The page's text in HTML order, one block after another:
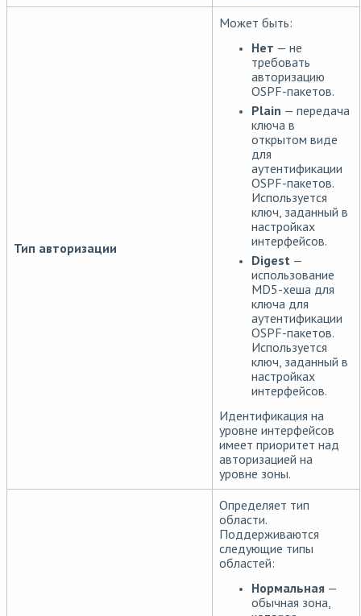
Тип авторизации
Может быть:
Нет — не
требовать
авторизацию
OSPF-пакетов.
Plain — передача
ключа в
открытом виде
для
аутентификации
OSPF-пакетов.
Используется
ключ, заданный в
настройках
интерфейсов.
Digest —
использование
MD5-хеша для
ключа для
аутентификации
OSPF-пакетов.
Используется
ключ, заданный в
настройках
интерфейсов.
Идентификация на
уровне интерфейсов
имеет приоритет над
авторизацией на
уровне зоны.
Определяет тип
области.
Поддерживаются
следующие типы
областей:
Нормальная —
обычная зона,